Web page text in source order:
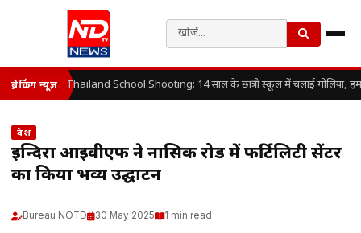
ब्रेकिंग न्यूज़ Thailand School Shooting: 14 साल के छात्र ने स्कूल में चलाई गोलियां,
देश
इन्दिरा आईवीएफ ने नासिक रोड में फर्टिलिटी सेंटर
का किया भव्य उद्घाटन
Bureau NOTD 30 May 2025 1 min read